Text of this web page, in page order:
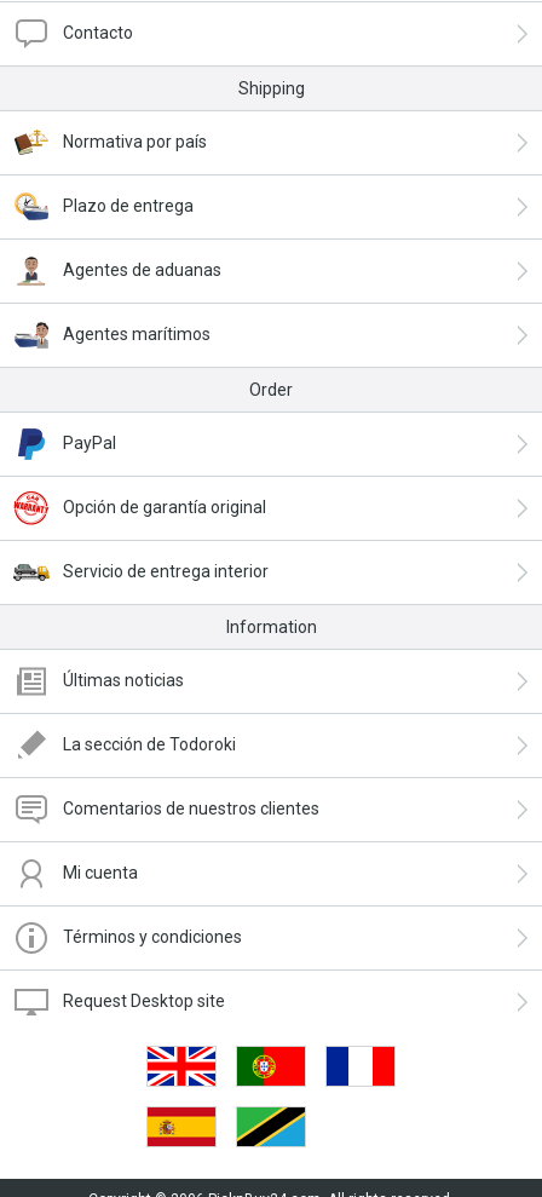
Contacto
Shipping
Normativa por país
Plazo de entrega
Agentes de aduanas
Agentes marítimos
Order
PayPal
Opción de garantía original
Servicio de entrega interior
Information
Últimas noticias
La sección de Todoroki
Comentarios de nuestros clientes
Mi cuenta
Términos y condiciones
Request Desktop site